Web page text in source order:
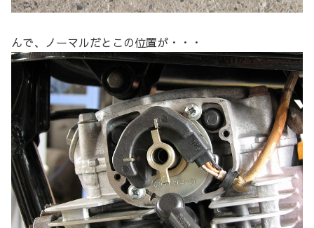
んで、ノーマルだとこの位置が・・・